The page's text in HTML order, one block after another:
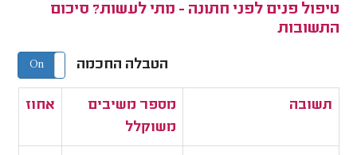
טיפול פנים לפני חתונה - מתי לעשות? סיכום
התשובות
הטבלה החכמה On Off
תשובה
מספר משיבים
משוקלל
אחוז